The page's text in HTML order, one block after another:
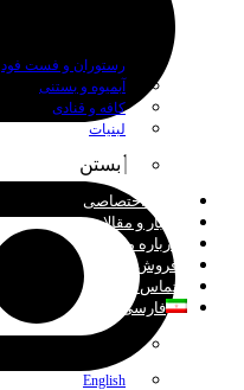
رستوران و فست فود
آبمیوه و بستنی
کافه و قنادی
لبنیات
بستن
چاپ اختصاصی
اخبار و مقالات
درباره ما
فروش عمده
تماس با ما
فارسی
English